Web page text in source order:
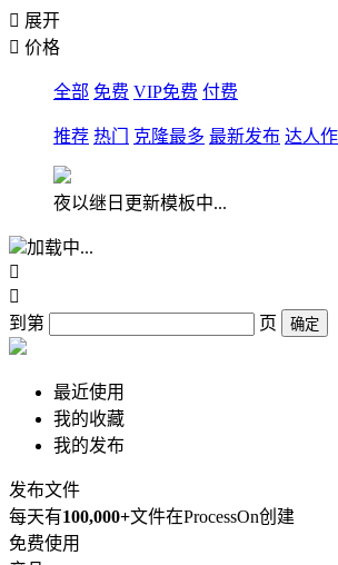
 展开
 价格
全部 免费 VIP免费 付费
推荐 热门 克隆最多 最新发布 达人
夜以继日更新模板中...
加载中...


到第
页 确定
最近使用
我的收藏
我的发布
发布文件
每天有100,000+文件在ProcessOn创建
免费使用